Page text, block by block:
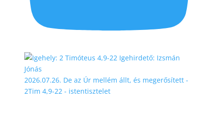
2026.07.26. De az Úr mellém állt, és megerősített -
2Tim 4,9-22 - istentisztelet